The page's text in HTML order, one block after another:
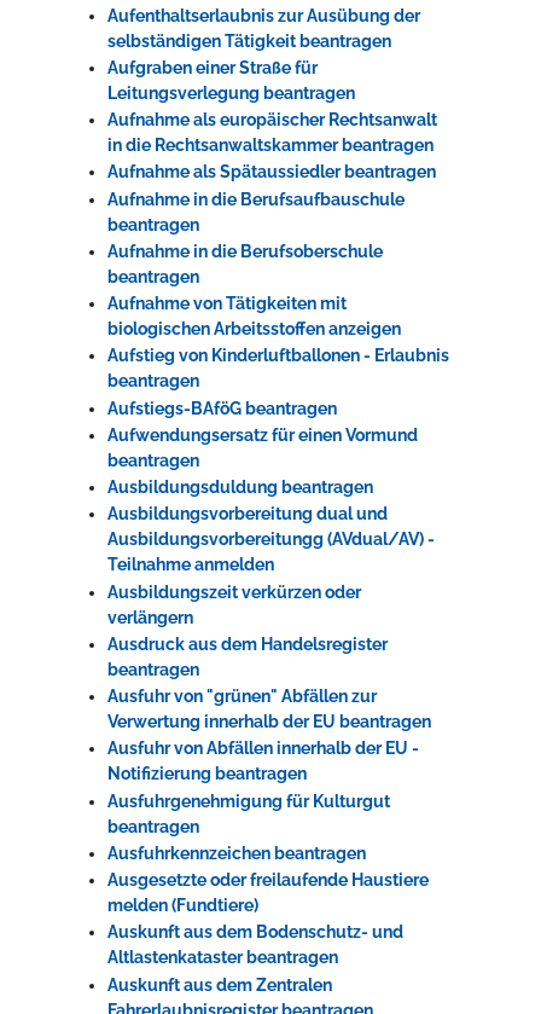
Aufenthaltserlaubnis zur Ausübung der
selbständigen Tätigkeit beantragen
Aufgraben einer Straße für
Leitungsverlegung beantragen
Aufnahme als europäischer Rechtsanwalt
in die Rechtsanwaltskammer beantragen
Aufnahme als Spätaussiedler beantragen
Aufnahme in die Berufsaufbauschule
beantragen
Aufnahme in die Berufsoberschule
beantragen
Aufnahme von Tätigkeiten mit
biologischen Arbeitsstoffen anzeigen
Aufstieg von Kinderluftballonen - Erlaubnis
beantragen
Aufstiegs-BAföG beantragen
Aufwendungsersatz für einen Vormund
beantragen
Ausbildungsduldung beantragen
Ausbildungsvorbereitung dual und
Ausbildungsvorbereitungg (AVdual/AV) -
Teilnahme anmelden
Ausbildungszeit verkürzen oder
verlängern
Ausdruck aus dem Handelsregister
beantragen
Ausfuhr von "grünen" Abfällen zur
Verwertung innerhalb der EU beantragen
Ausfuhr von Abfällen innerhalb der EU -
Notifizierung beantragen
Ausfuhrgenehmigung für Kulturgut
beantragen
Ausfuhrkennzeichen beantragen
Ausgesetzte oder freilaufende Haustiere
melden (Fundtiere)
Auskunft aus dem Bodenschutz- und
Altlastenkataster beantragen
Auskunft aus dem Zentralen
Fahrerlaubnisregister beantragen